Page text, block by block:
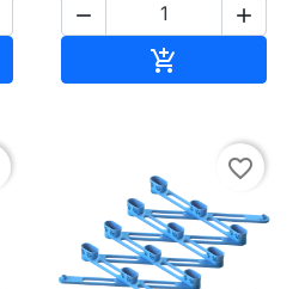
 

favorite_border